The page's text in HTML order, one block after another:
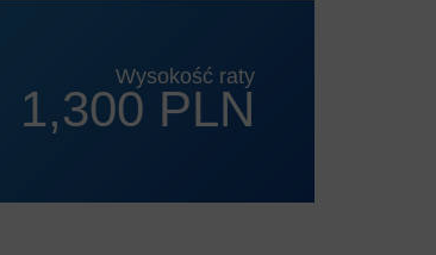
Wysokość raty
1,300 PLN